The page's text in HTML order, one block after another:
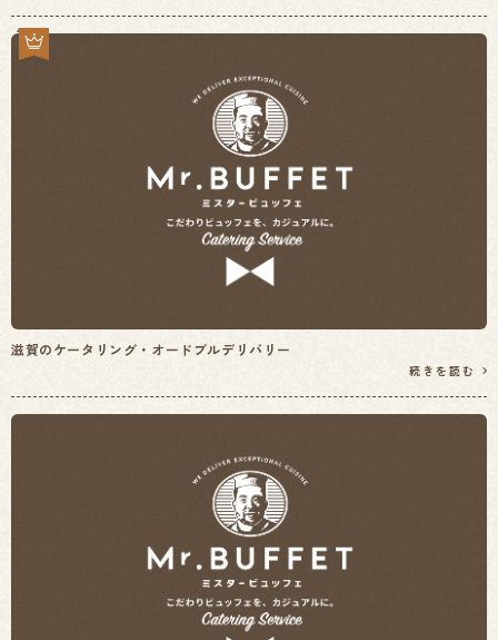
滋賀のケータリング・オードブルデリバリー
続きを読む